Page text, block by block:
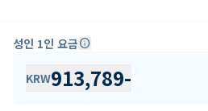
성인 1인 요금info
KRW913,789-